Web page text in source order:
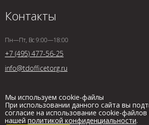
Контакты
Пн—Пт, Вс 9:00—18:00
+7 (495) 477-56-25
info@tdofficetorg.ru
Мы используем cookie-файлы
При использовании данного сайта вы
согласие на использование cookie-
нашей политикой конфиденциальности.